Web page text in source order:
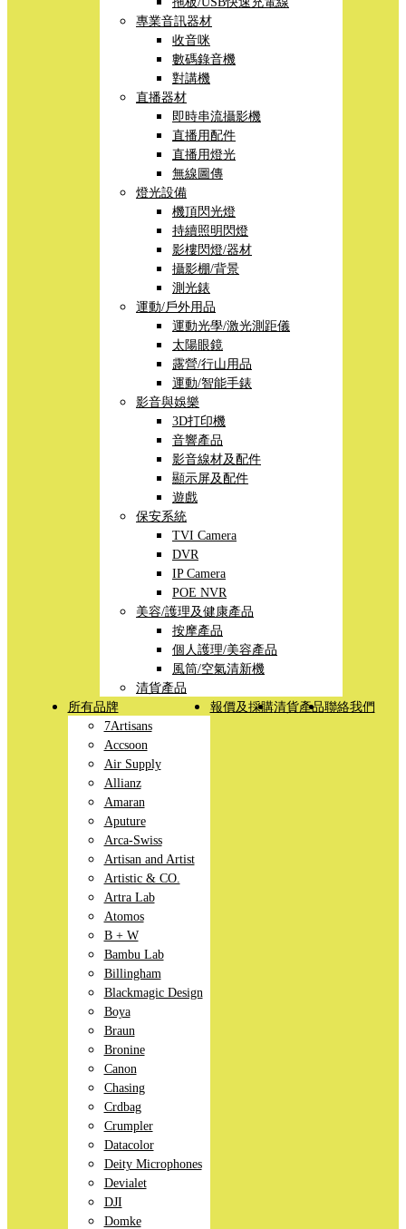
專業音訊器材
收音咪
數碼錄音機
對講機
直播器材
即時串流攝影機
直播用配件
直播用燈光
無線圖傳
燈光設備
機頂閃光燈
持續照明閃燈
影樓閃燈/器材
攝影棚/背景
測光錶
運動/戶外用品
運動光學/激光測距儀
太陽眼鏡
露營/行山用品
運動/智能手錶
影音與娛樂
3D打印機
音響產品
影音線材及配件
顯示屏及配件
遊戲
保安系統
TVI Camera
DVR
IP Camera
POE NVR
美容/護理及健康產品
按摩產品
個人護理/美容產品
風筒/空氣清新機
清貨產品
所有品牌
7Artisans
Accsoon
Air Supply
Allianz
Amaran
Aputure
Arca-Swiss
Artisan and Artist
Artistic & CO.
Artra Lab
Atomos
B + W
Bambu Lab
Billingham
Blackmagic Design
Boya
Braun
Bronine
Canon
Chasing
Crdbag
Crumpler
Datacolor
Deity Microphones
Devialet
DJI
Domke
報價及採購清貨產品聯絡我們